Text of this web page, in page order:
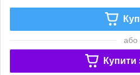
або
Купити